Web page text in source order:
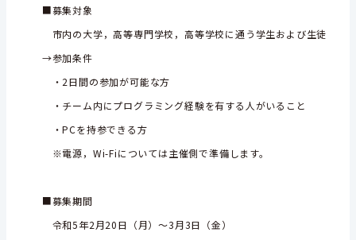
■募集対象
市内の大学，高等専門学校，高等学校に通う学生および生徒
→参加条件
・2日間の参加が可能な方
・チーム内にプログラミング経験を有する人がいること
・PCを持参できる方
※電源，Wi-Fiについては主催側で準備します。
■募集期間
令和5年2月20日（月）～3月3日（金）